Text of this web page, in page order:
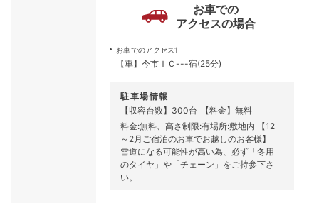
お車での
アクセスの場合
お車でのアクセス1
【車】今市ＩＣ---宿(25分)
駐車場情報
【収容台数】300台
【料金】無料
料金:無料、高さ制限:有場所:敷地内 【12
～2月ご宿泊のお車でお越しのお客様】
雪道になる可能性が高い為、必ず「冬用
のタイヤ」や「チェーン」をご持参下さ
い。